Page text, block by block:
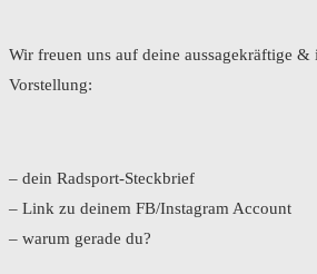
Wir freuen uns auf deine aussagekräftige &
Vorstellung:
– dein Radsport-Steckbrief
– Link zu deinem FB/Instagram Account
– warum gerade du?